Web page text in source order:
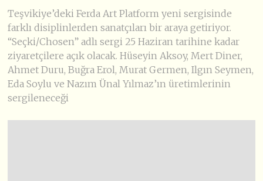
Teşvikiye’deki Ferda Art Platform yeni sergisinde
farklı disiplinlerden sanatçıları bir araya getiriyor.
“Seçki/Chosen” adlı sergi 25 Haziran tarihine kadar
ziyaretçilere açık olacak. Hüseyin Aksoy, Mert Diner,
Ahmet Duru, Buğra Erol, Murat Germen, Ilgın Seymen,
Eda Soylu ve Nazım Ünal Yılmaz’ın üretimlerinin
sergileneceği